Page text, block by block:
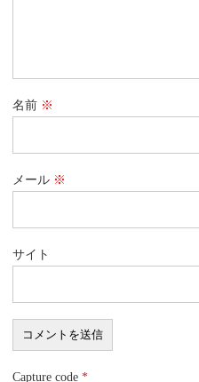
名前 ※
メール ※
サイト
Capture code *